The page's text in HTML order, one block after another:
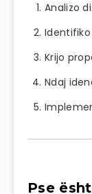
Analizo
Krijo
Ndaj
Pse